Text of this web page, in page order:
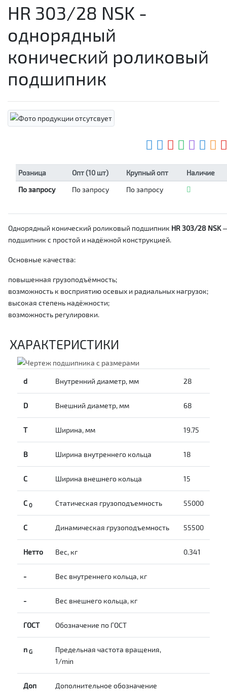
HR 303/28 NSK -
однорядный
конический роликовый
подшипник
Розница Опт (10 шт) Крупный опт
Наличие
По запросу
По запросу По запросу
Однорядный конический роликовый подшипник HR 303/28 NSK
подшипник с простой и надёжной конструкцией.
Основные качества:
повышенная грузоподъёмность;
возможность к восприятию осевых и радиальных нагрузок;
высокая степень надёжности;
возможность регулировки.
ХАРАКТЕРИСТИКИ
d Внутренний диаметр, мм 28
D Внешний диаметр, мм 68
T Ширина, мм 19.75
B Ширина внутреннего кольца 18
С Ширина внешнего кольца 15
С 0 Статическая грузоподъемность 55000
C Динамическая грузоподъемность 55500
Нетто Вес, кг 0.341
- Вес внутреннего кольца, кг
- Вес внешнего кольца, кг
ГОСТ Обозначение по ГОСТ
n G
Предельная частота вращения,
1/min
Доп Дополнительное обозначение